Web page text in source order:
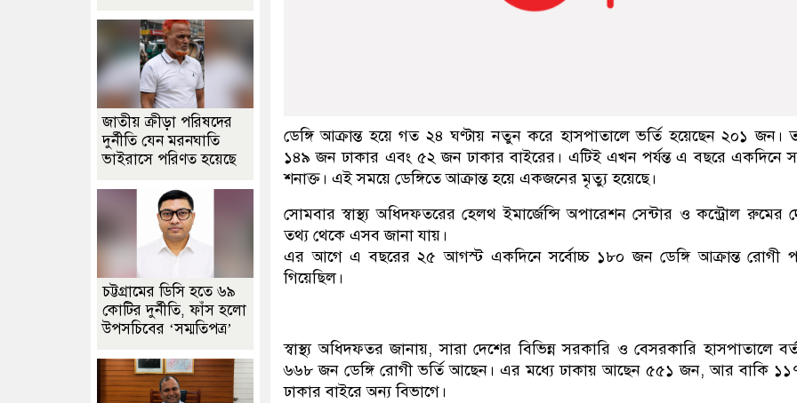
ডেঙ্গি আক্রান্ত হয়ে গত ২৪ ঘণ্টায় নতুন করে হাসপাতালে ভর্তি হয়েছেন ২০১ জন।
১৪৯ জন ঢাকার এবং ৫২ জন ঢাকার বাইরের। এটিই এখন পর্যন্ত এ বছরে একদিনে
শনাক্ত। এই সময়ে ডেঙ্গিতে আক্রান্ত হয়ে একজনের মৃত্যু হয়েছে।
সোমবার স্বাস্থ্য অধিদফতরের হেলথ ইমার্জেন্সি অপারেশন সেন্টার ও কন্ট্রোল রুমের
তথ্য থেকে এসব জানা যায়।
এর আগে এ বছরের ২৫ আগস্ট একদিনে সর্বোচ্চ ১৮০ জন ডেঙ্গি আক্রান্ত রোগী
গিয়েছিল।
স্বাস্থ্য অধিদফতর জানায়, সারা দেশের বিভিন্ন সরকারি ও বেসরকারি হাসপাতালে
৬৬৮ জন ডেঙ্গি রোগী ভর্তি আছেন। এর মধ্যে ঢাকায় আছেন ৫৫১ জন, আর বাকি
ঢাকার বাইরে অন্য বিভাগে।
জাতীয় ক্রীড়া পরিষদের
দুর্নীতি যেন মরনঘাতি
ভাইরাসে পরিণত হয়েছে
চট্টগ্রামের ডিসি হতে ৬৯
কোটির দুর্নীতি, ফাঁস হলো
উপসচিবের ‘সম্মতিপত্র’